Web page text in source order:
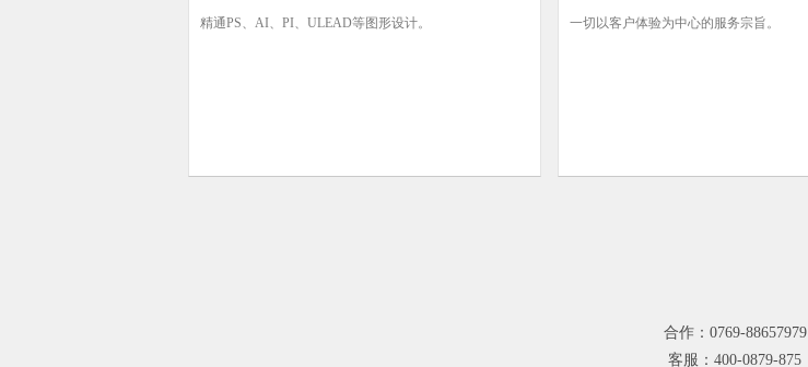
精通PS、AI、PI、ULEAD等图形设计。 一切以客户体验为中心的服务宗旨。
合作：0769-88657979
客服：400-0879-875